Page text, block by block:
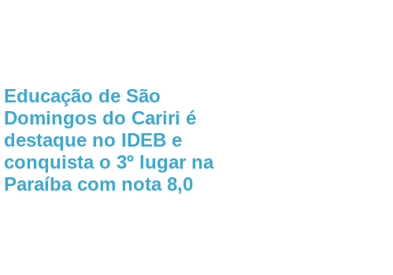
Educação de São
Domingos do Cariri é
destaque no IDEB e
conquista o 3º lugar na
Paraíba com nota 8,0